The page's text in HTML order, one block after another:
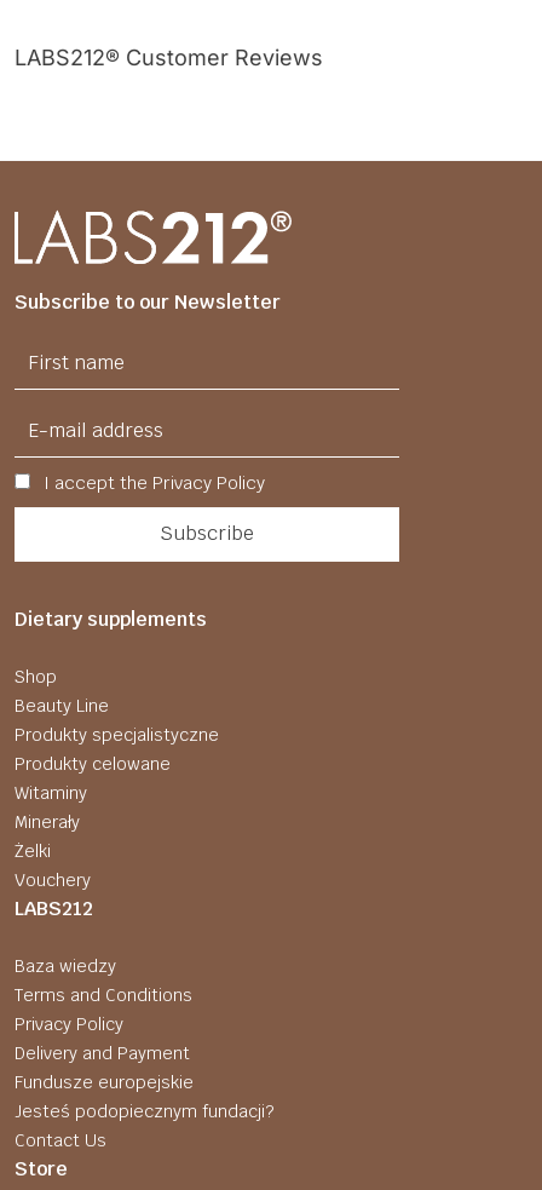
LABS212® Customer Reviews
Subscribe to our Newsletter
I accept the Privacy Policy
Dietary supplements
Shop
Beauty Line
Produkty specjalistyczne
Produkty celowane
Witaminy
Minerały
Żelki
Vouchery
LABS212
Baza wiedzy
Terms and Conditions
Privacy Policy
Delivery and Payment
Fundusze europejskie
Jesteś podopiecznym fundacji?
Contact Us
Store